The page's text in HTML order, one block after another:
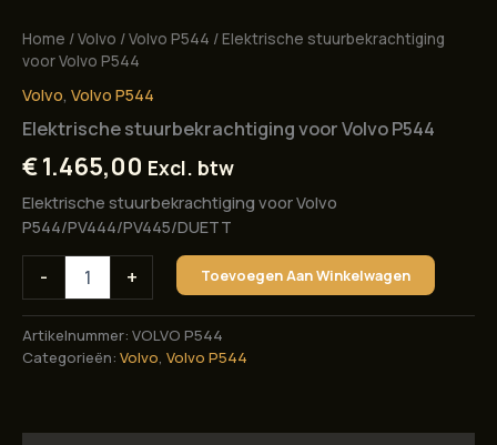
Home /Volvo /Volvo P544 / Elektrische stuurbekrachtiging
voor Volvo P544
Volvo, Volvo P544
Elektrische stuurbekrachtiging voor Volvo P544
€1.465,00 Excl. btw
Elektrische stuurbekrachtiging voor Volvo
P544/PV444/PV445/DUETT
-
stuurbekrachtiging
Volvo
P544
+ Toevoegen Aan Winkelwagen
Artikelnummer: VOLVO P544
Categorieën: Volvo, Volvo P544